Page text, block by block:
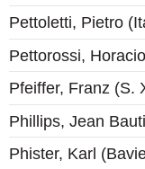
Pettoletti, Pietro
Pettorossi,
Pfeiffer, Franz (S.
Phillips, Jean
Phister, Karl